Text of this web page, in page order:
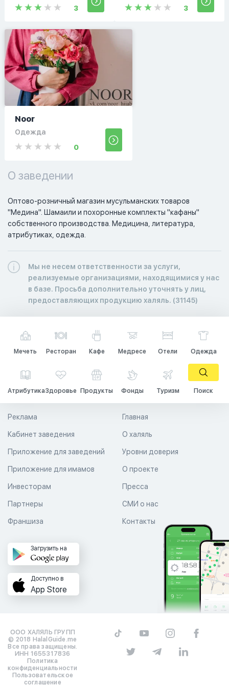
3
3
Noor
Одежда
0
О заведении
Оптово-розничный магазин мусульманских товаров
"Медина". Шамаили и похоронные комплекты "кафаны"
собственного производства. Медицина, литература,
атрибутиках, одежда.
Мы не несем ответственности за услуги,
реализуемые организациями, находящимися у нас
в базе. Просьба дополнительно уточнять у лиц,
предоставляющих продукцию халяль. (31145)
Мечеть Ресторан Кафе Медресе Отели Одежда
АтрибутикаЗдоровье Продукты Фонды Туризм Поиск
Главная
О халяль
Уровни доверия
Реклама
Кабинет заведения
Приложение для заведений
Приложение для имамов О проекте
Пресса
СМИ о нас
Контакты
Инвесторам
Партнеры
Франшиза
Загрузить на
Доступно в
App Store
ООО ХАЛЯЛЬ ГРУПП
© 2018 HalalGuide.me
Все права защищены.
ИНН 1655317836
Политика
конфиденциальности
Пользовательское
соглашение